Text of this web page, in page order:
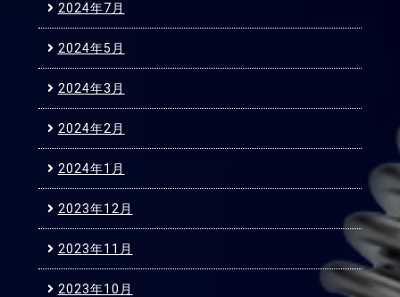
2024年7月
2024年5月
2024年3月
2024年2月
2024年1月
2023年12月
2023年11月
2023年10月